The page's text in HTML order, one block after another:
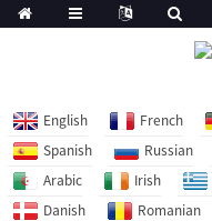
English French
Spanish
Russian
Arabic
Irish
Danish
Romanian